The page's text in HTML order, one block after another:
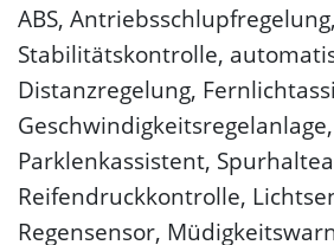
ABS, Antriebsschlupfregelung,
Stabilitätskontrolle,
Distanzregelung,
Geschwindigkeitsregelanlage,
Parklenkassistent,
Reifendruckkontrolle,
Regensensor,